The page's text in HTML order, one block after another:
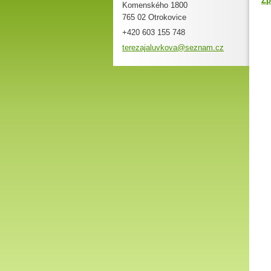
Komenského 1800
765 02 Otrokovice
+420 603 155 748
terezajaluvkova@seznam.cz